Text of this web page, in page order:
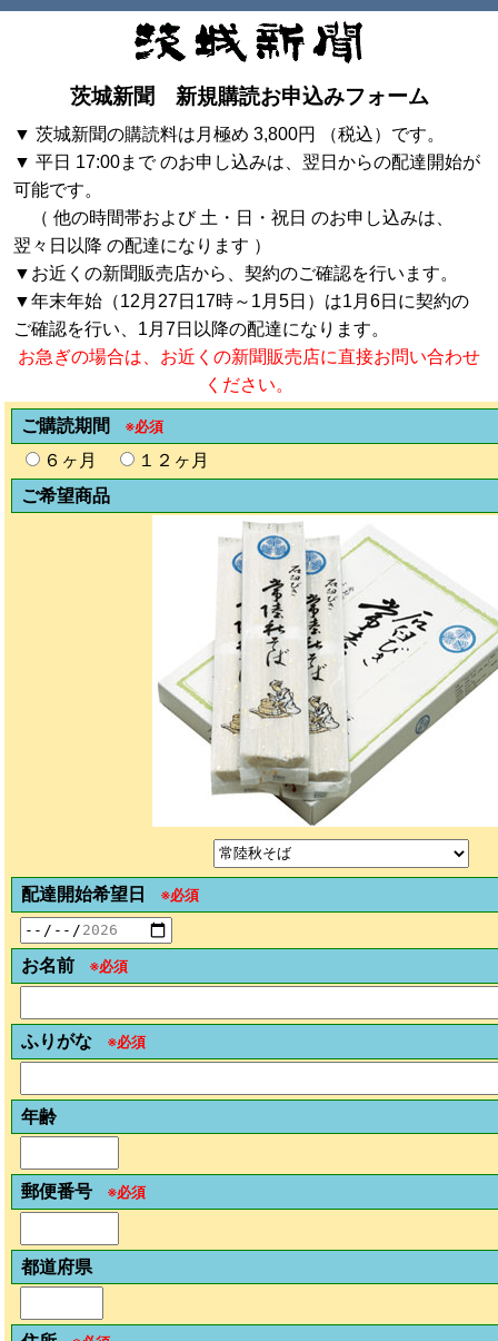
茨城新聞 新規購読お申込みフォーム
▼ 茨城新聞の購読料は月極め 3,800円 （税込）です。
▼ 平日 17:00まで のお申し込みは、翌日からの配達開始が
可能です。
（ 他の時間帯および 土・日・祝日 のお申し込みは、
翌々日以降 の配達になります ）
▼お近くの新聞販売店から、契約のご確認を行います。
▼年末年始（12月27日17時～1月5日）は1月6日に契約の
ご確認を行い、1月7日以降の配達になります。
お急ぎの場合は、お近くの新聞販売店に直接お問い合わせ
ください。
ご購読期間 ※必須
６ヶ月
１２ヶ月
ご希望商品
配達開始希望日 ※必須
お名前 ※必須
ふりがな ※必須
年齢
郵便番号 ※必須
都道府県